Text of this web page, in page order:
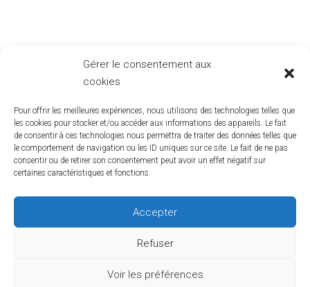
Gérer le consentement aux
cookies
Pour offrir les meilleures expériences, nous utilisons des technologies telles que
les cookies pour stocker et/ou accéder aux informations des appareils. Le fait
de consentir à ces technologies nous permettra de traiter des données telles que
le comportement de navigation ou les ID uniques sur ce site. Le fait de ne pas
consentir ou de retirer son consentement peut avoir un effet négatif sur
certaines caractéristiques et fonctions.
Accepter
Refuser
Voir les préférences